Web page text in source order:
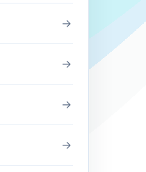
→
→
→
→